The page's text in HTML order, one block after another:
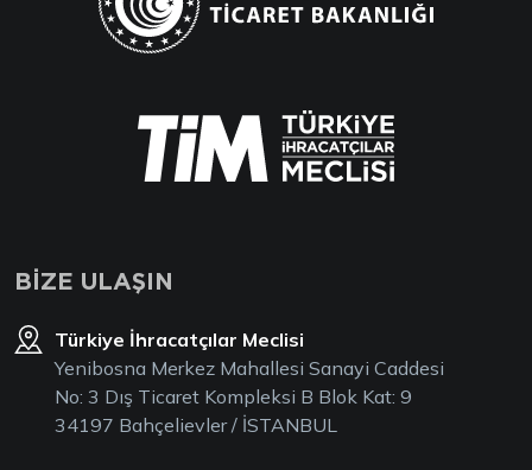
BİZE ULAŞIN
Türkiye İhracatçılar Meclisi
Yenibosna Merkez Mahallesi Sanayi Caddesi
No: 3 Dış Ticaret Kompleksi B Blok Kat: 9
34197 Bahçelievler / İSTANBUL